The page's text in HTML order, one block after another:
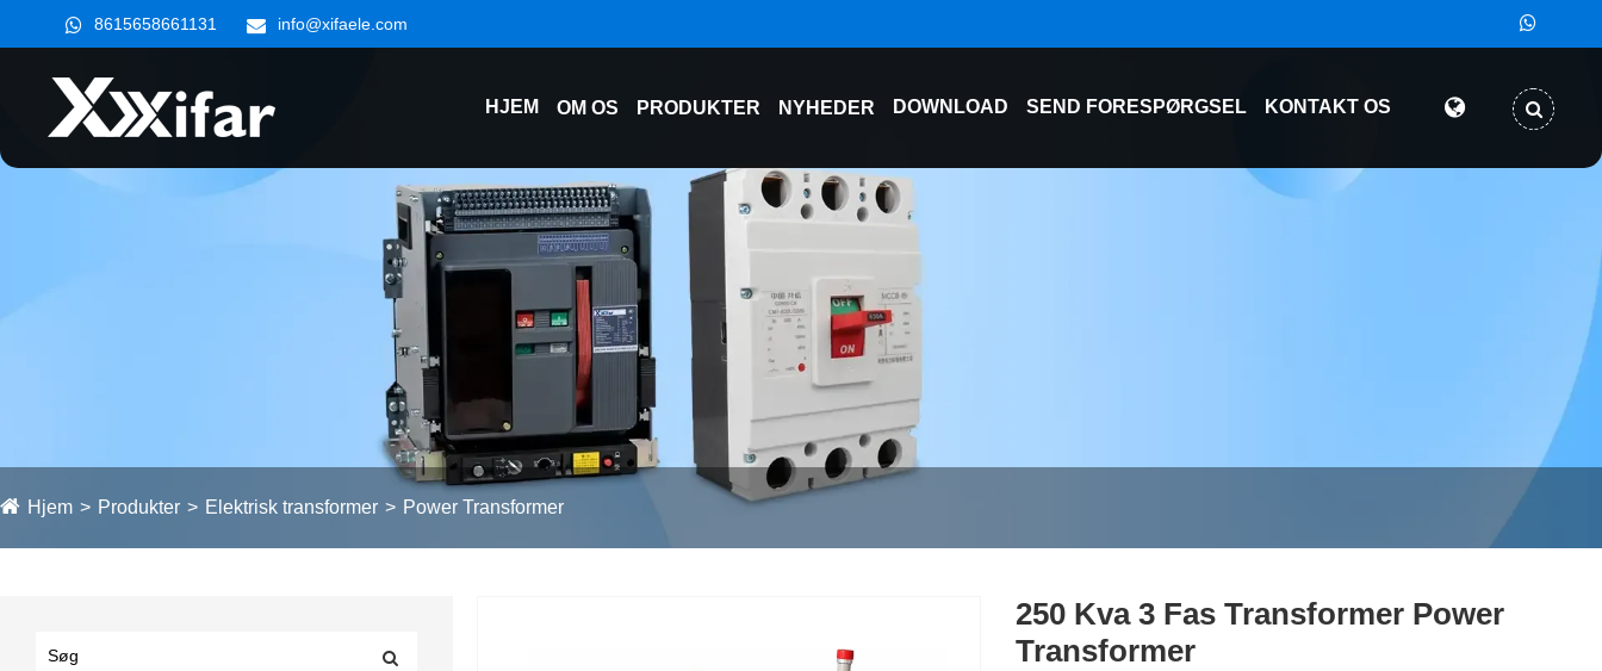
8615658661131 info@xifaele.com
HJEM OM OS PRODUKTER NYHEDER DOWNLOAD SEND FORESPØRGSEL KONTAKT OS
Hjem Produkter Elektrisk transformer Power Transformer
250 Kva 3 Fas Transformer Power
Transformer